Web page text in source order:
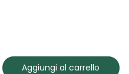
Aggiungi al carrello